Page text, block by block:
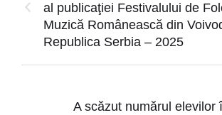
al publicaţiei Festivalului de
Muzică Românească din
Republica Serbia – 2025
A scăzut numărul elevilor